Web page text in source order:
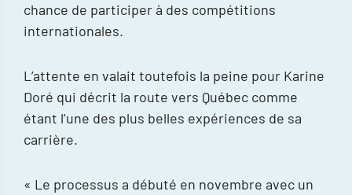
chance de participer à des compétitions
internationales.
L’attente en valait toutefois la peine pour Karine
Doré qui décrit la route vers Québec comme
étant l’une des plus belles expériences de sa
carrière.
« Le processus a débuté en novembre avec un